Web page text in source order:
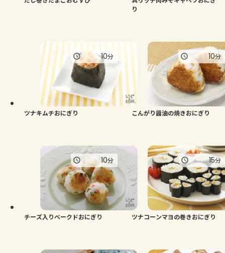
り
ツナキムチおにぎり
10分
こんがり醤油の焼きおにぎり
10分
チーズ入りベークドおにぎり
10分
ツナコーンマヨの巻きおにぎり
15分